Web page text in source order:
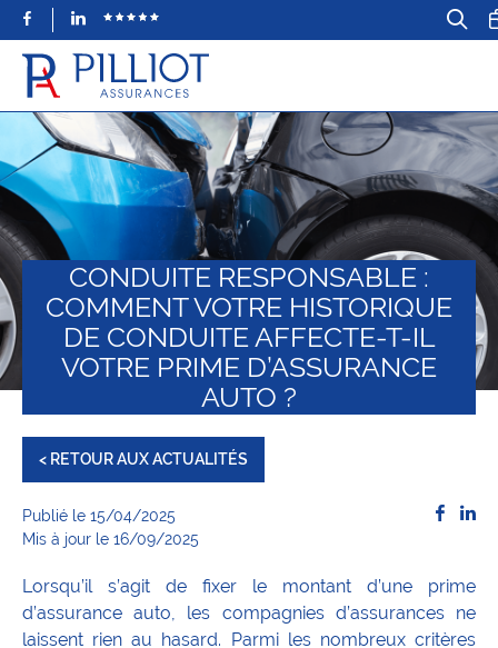
FacebookLinkedIn
CONDUITE RESPONSABLE :
COMMENT VOTRE HISTORIQUE
DE CONDUITE AFFECTE-T-IL
VOTRE PRIME D’ASSURANCE
AUTO ?
< RETOUR AUX ACTUALITÉS
Publié le 15/04/2025
Mis à jour le 16/09/2025
Lorsqu’il s’agit de fixer le montant d’une prime
d’assurance auto, les compagnies d’assurances ne
laissent rien au hasard. Parmi les nombreux critères